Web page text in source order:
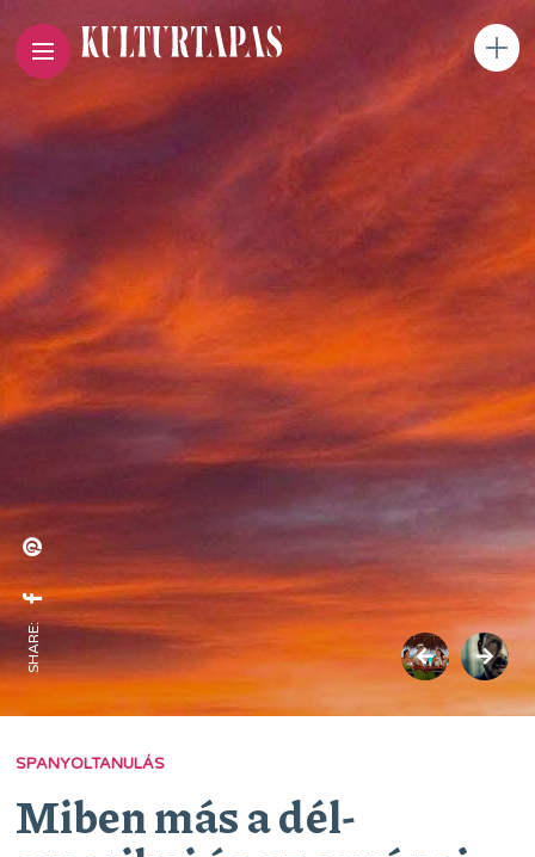
SHARE:
SPANYOLTANULÁS
Miben más a dél-